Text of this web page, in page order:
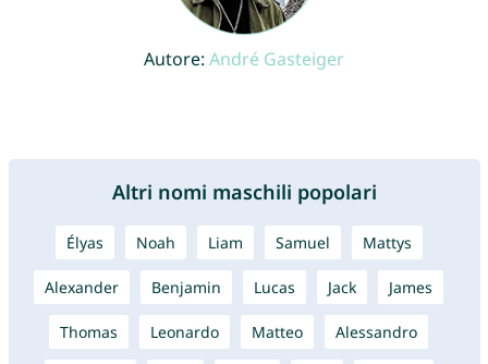
Autore: André Gasteiger
Altri nomi maschili popolari
Élyas Noah Liam Samuel Mattys
Alexander Benjamin Lucas Jack James
Thomas Leonardo Matteo Alessandro